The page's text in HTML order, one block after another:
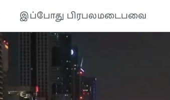
இப்போது பிரபலமடைபவை